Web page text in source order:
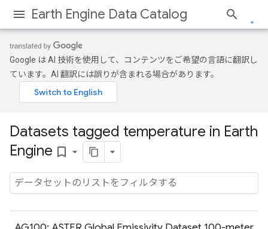
Earth Engine Data Catalog
Google は AI 技術を使用して、コンテンツをご希望の言語に翻訳し
ています。AI 翻訳には誤りが含まれる場合があります。
Datasets tagged temperature in Earth
Engine bookmark_border